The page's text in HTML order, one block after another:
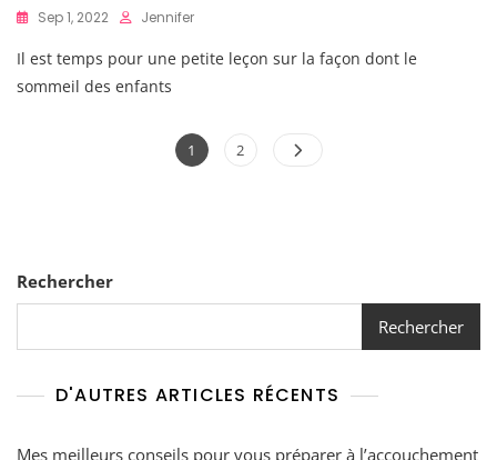
Sep 1, 2022 Jennifer
Il est temps pour une petite leçon sur la façon dont le
sommeil des enfants
Pagination
Page
1 Page
2
Rechercher
Rechercher
D'AUTRES ARTICLES RÉCENTS
Mes meilleurs conseils pour vous préparer à l’accouchement